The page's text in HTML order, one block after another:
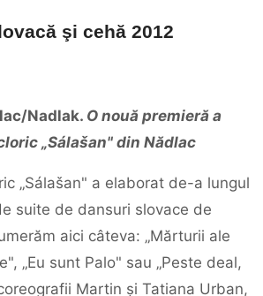
şi cehă 2012
Nadlak. O nouă premieră a
„Sálašan" din Nădlac
„Sálašan" a elaborat de-a lungul
suite de dansuri slovace de
aici câteva: „Mărturii ale
„Eu sunt Palo" sau „Peste deal,
Martin și Tatiana Urban,